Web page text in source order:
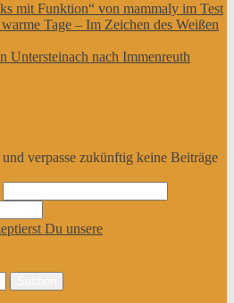
mit Funktion“ von mammaly im Test
Tage – Im Zeichen des Weißen
Untersteinach nach Immenreuth
verpasse zukünftig keine Beiträge
Du unsere